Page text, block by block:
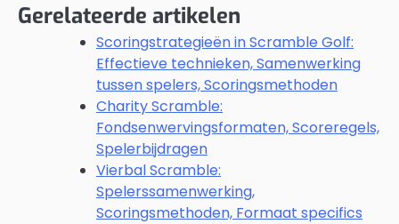
Gerelateerde artikelen
Scoringstrategieën in Scramble Golf:
Effectieve technieken, Samenwerking
tussen spelers, Scoringsmethoden
Charity Scramble:
Fondsenwervingsformaten, Scoreregels,
Spelerbijdragen
Vierbal Scramble:
Spelerssamenwerking,
Scoringsmethoden, Formaat specifics